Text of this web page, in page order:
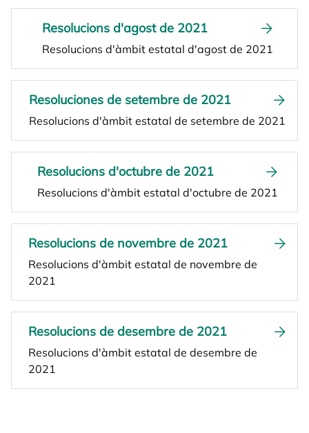
Resolucions d'agost de 2021
Resolucions d'àmbit estatal d'agost de 2021
Resoluciones de setembre de 2021
Resolucions d'àmbit estatal de setembre de 2021
Resolucions d'octubre de 2021
Resolucions d'àmbit estatal d'octubre de 2021
Resolucions de novembre de 2021
Resolucions d'àmbit estatal de novembre de
2021
Resolucions de desembre de 2021
Resolucions d'àmbit estatal de desembre de
2021